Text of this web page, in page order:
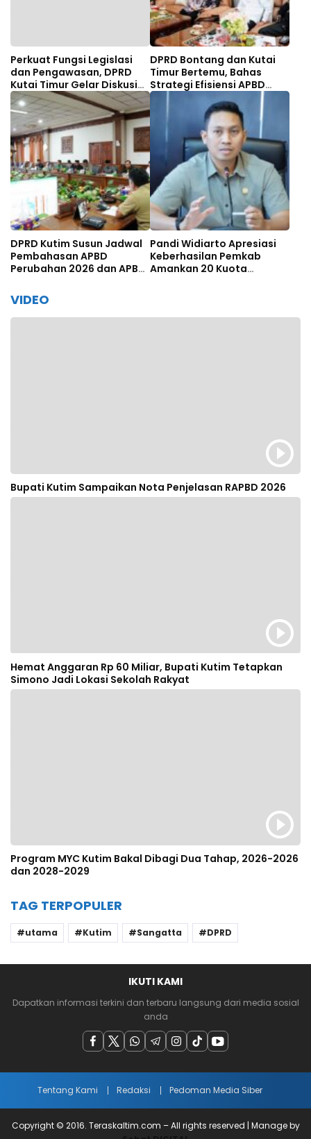
Perkuat Fungsi Legislasi
dan Pengawasan, DPRD
Kutai Timur Gelar Diskusi
Panel Tenaga Ahli
DPRD Bontang dan Kutai
Timur Bertemu, Bahas
Strategi Efisiensi APBD
hingga Dana Bagi Hasil
DPRD Kutim Susun Jadwal
Pembahasan APBD
Perubahan 2026 dan APBD
Pandi Widiarto Apresiasi
Keberhasilan Pemkab
Amankan 20 Kuota
VIDEO
Bupati Kutim Sampaikan Nota Penjelasan RAPBD 2026
Hemat Anggaran Rp 60 Miliar, Bupati Kutim Tetapkan
Simono Jadi Lokasi Sekolah Rakyat
Program MYC Kutim Bakal Dibagi Dua Tahap, 2026-2026
dan 2028-2029
TAG TERPOPULER
utama Kutim Sangatta DPRD
IKUTI KAMI
Dapatkan informasi terkini dan terbaru langsung dari media sosial
anda
Tentang Kami Redaksi Pedoman Media Siber
Copyright © 2016. Teraskaltim.com – All rights reserved | Manage by